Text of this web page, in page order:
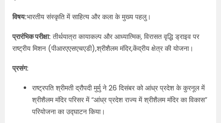
विषय:भारतीय संस्कृति में साहित्य और कला के मुख्य पहलु।
प्रारंभिक परीक्षा: तीर्थयात्रा कायाकल्प और आध्यात्मिक, विरासत वृद्धि ड्राइव पर
राष्ट्रीय मिशन (पीआरएएसएचएडी),श्रीशैलम मंदिर,केंद्रीय क्षेत्र की योजना।
प्रसंग:
राष्ट्रपति श्रीमती द्रौपदी मुर्मु ने 26 दिसंबर को आंध्र प्रदेश के कुरनूल में
श्रीशैलम मंदिर परिसर में “आंध्र प्रदेश राज्य में श्रीशैलम मंदिर का विकास”
परियोजना का उद्घाटन किया।